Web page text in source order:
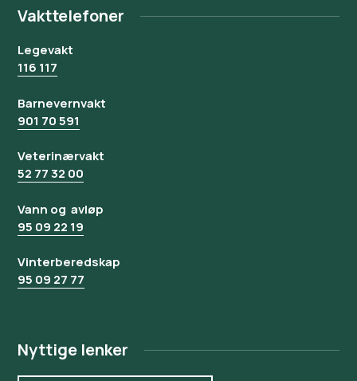
Vakttelefoner
Legevakt
116 117
Barnevernvakt
901 70 591
Veterinærvakt
52 77 32 00
Vann og avløp
95 09 22 19
Vinterberedskap
95 09 27 77
Nyttige lenker